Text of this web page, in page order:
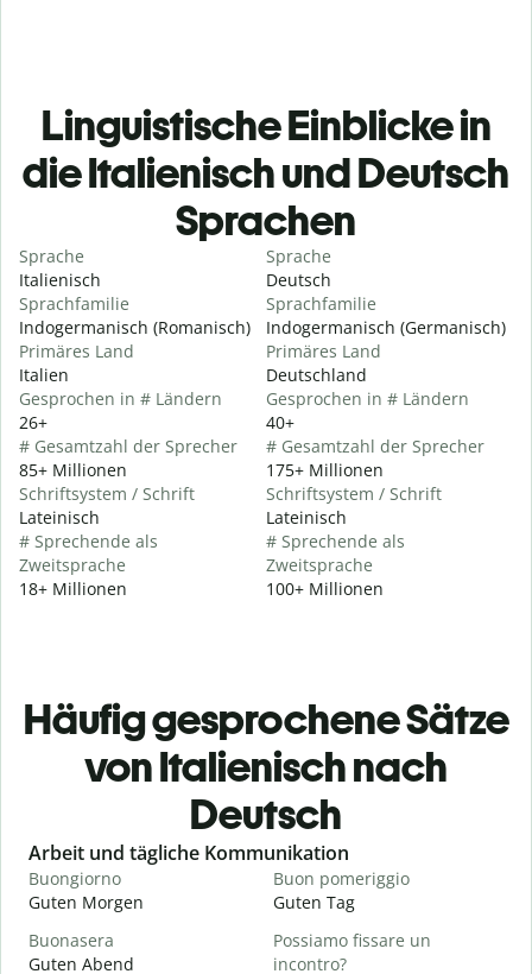
Linguistische Einblicke in
die Italienisch und Deutsch
Sprachen
Sprache
Italienisch
Sprachfamilie
Indogermanisch (Romanisch)
Primäres Land
Italien
Gesprochen in # Ländern
26+
# Gesamtzahl der Sprecher
85+ Millionen
Schriftsystem / Schrift
Lateinisch
# Sprechende als
Zweitsprache
18+ Millionen
Sprache
Deutsch
Sprachfamilie
Indogermanisch (Germanisch)
Primäres Land
Deutschland
Gesprochen in # Ländern
40+
# Gesamtzahl der Sprecher
175+ Millionen
Schriftsystem / Schrift
Lateinisch
# Sprechende als
Zweitsprache
100+ Millionen
Häufig gesprochene Sätze
von Italienisch nach
Deutsch
Slide 1 of 6
Arbeit und tägliche Kommunikation
Buongiorno
Guten Morgen
Buon pomeriggio
Guten Tag
Buonasera
Guten Abend
Possiamo fissare un
incontro?